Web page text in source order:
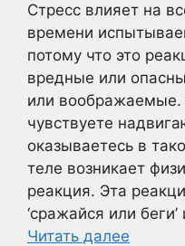
Стресс влияет на
времени
потому что это
вредные или
или воображаемые.
чувствуете
оказываетесь в
теле возникает
реакция. Эта
‘сражайся или
Читать далее